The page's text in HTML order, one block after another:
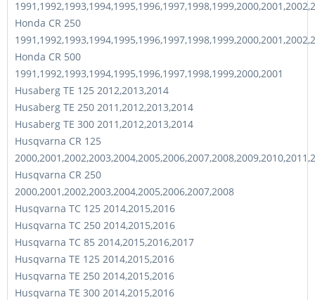
Honda CR 250
Honda CR 500
1991,1992,1993,1994,1995,1996,1997,1998,1999,2000,2001
Husaberg TE 125 2012,2013,2014
Husaberg TE 250 2011,2012,2013,2014
Husaberg TE 300 2011,2012,2013,2014
Husqvarna CR 125
Husqvarna CR 250
2000,2001,2002,2003,2004,2005,2006,2007,2008
Husqvarna TC 125 2014,2015,2016
Husqvarna TC 250 2014,2015,2016
Husqvarna TC 85 2014,2015,2016,2017
Husqvarna TE 125 2014,2015,2016
Husqvarna TE 250 2014,2015,2016
Husqvarna TE 300 2014,2015,2016